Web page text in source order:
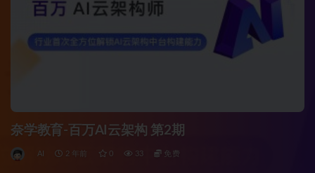
奈学教育-百万AI云架构 第2期
AI 2 年前 0 33 免费